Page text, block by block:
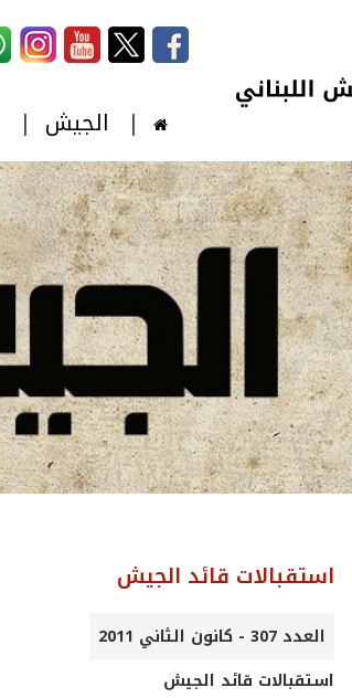
الجيش
استقبالات قائد الجيش
العدد 307 - كانون الثاني 2011
استقبالات قائد الجيش